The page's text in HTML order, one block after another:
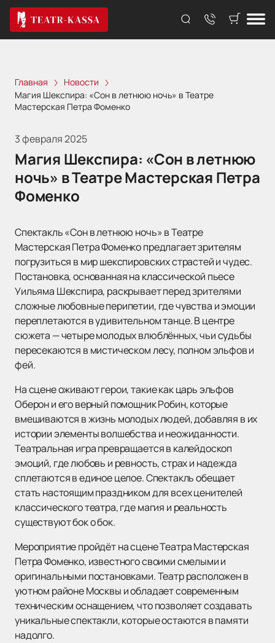
Главная
Новости
Магия Шекспира: «Сон в летнюю ночь» в Театре
Мастерская Петра Фоменко
3 февраля 2025
Магия Шекспира: «Сон в летнюю
ночь» в Театре Мастерская Петра
Фоменко
Спектакль «Сон в летнюю ночь» в Театре
Мастерская Петра Фоменко предлагает зрителям
погрузиться в мир шекспировских страстей и чудес.
Постановка, основанная на классической пьесе
Уильяма Шекспира, раскрывает перед зрителями
сложные любовные перипетии, где чувства и эмоции
переплетаются в удивительном танце. В центре
сюжета — четыре молодых влюблённых, чьи судьбы
пересекаются в мистическом лесу, полном эльфов и
фей.
На сцене оживают герои, такие как царь эльфов
Оберон и его верный помощник Робин, которые
вмешиваются в жизнь молодых людей, добавляя в их
истории элементы волшебства и неожиданности.
Театральная игра превращается в калейдоскоп
эмоций, где любовь и ревность, страх и надежда
сплетаются в единое целое. Спектакль обещает
стать настоящим праздником для всех ценителей
классического театра, где магия и реальность
существуют бок о бок.
Мероприятие пройдёт на сцене Театра Мастерская
Петра Фоменко, известного своими смелыми и
оригинальными постановками. Театр расположен в
уютном районе Москвы и обладает современным
техническим оснащением, что позволяет создавать
уникальные спектакли, которые остаются в памяти
надолго.